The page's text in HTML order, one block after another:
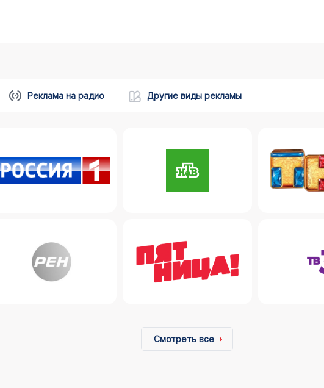
Реклама на радио Другие виды рекламы
Смотреть все